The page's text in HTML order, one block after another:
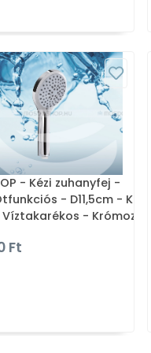
- Kézi zuhanyfej -
- D11,5cm - Kerek
- Krómozott
Ft